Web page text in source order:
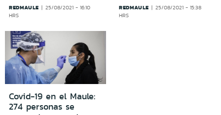
REDMAULE
25/08/2021 - 16:10
HRS
REDMAULE
25/08/2021 - 15:38
HRS
Covid-19 en el Maule:
274 personas se